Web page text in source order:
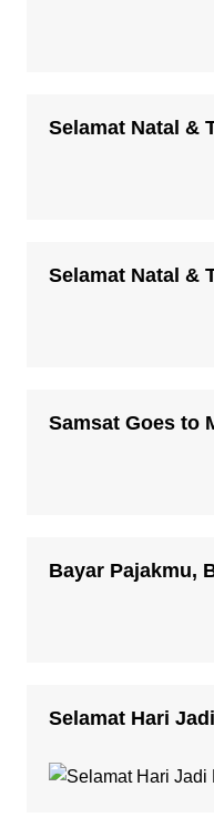
Selamat Natal &
Selamat Natal &
Samsat Goes to
Bayar Pajakmu,
Selamat Hari